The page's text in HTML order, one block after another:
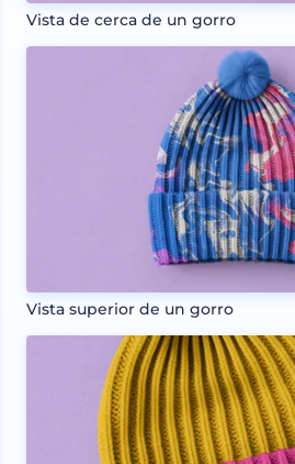
Vista de cerca de un gorro
Vista superior de un gorro